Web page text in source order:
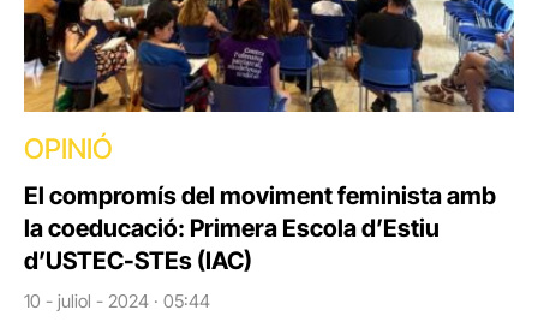
OPINIÓ
El compromís del moviment feminista amb
la coeducació: Primera Escola d’Estiu
d’USTEC-STEs (IAC)
10 - juliol - 2024 · 05:44